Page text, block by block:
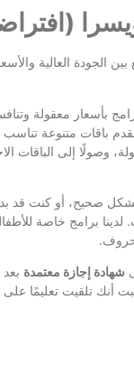
العالية
بأسعار معقولة
باقات متنوعة
وصولًا إلى الباقات
صحيح، أو كنت قد
برامج خاصة
شهادة إجازة معتمدة
أنك تلقيت تعليمًا على